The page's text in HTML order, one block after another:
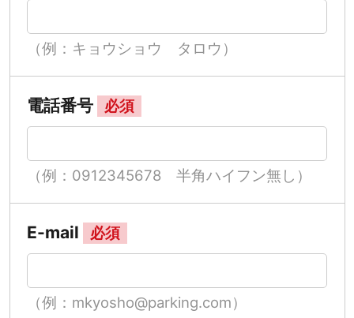
（例：キョウショウ タロウ）
電話番号 必須
（例：0912345678 半角ハイフン無し）
E-mail 必須
（例：mkyosho@parking.com）